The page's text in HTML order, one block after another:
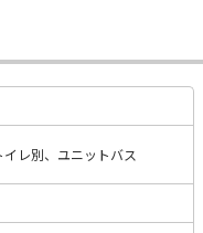
レ別、ユニットバス